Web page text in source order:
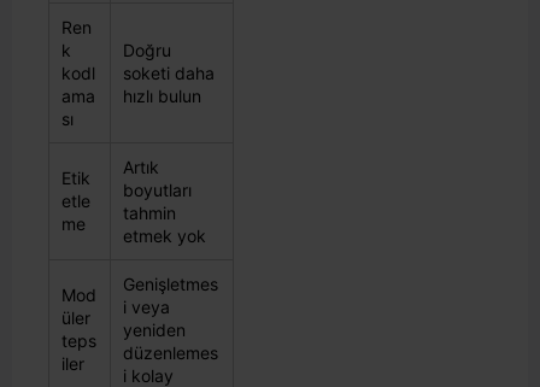
Ren
k
kodl
ama
sı
Doğru
soketi daha
hızlı bulun
Etik
etle
me
Artık
boyutları
tahmin
etmek yok
Mod
üler
teps
iler
Genişletmes
i veya
yeniden
düzenlemes
i kolay